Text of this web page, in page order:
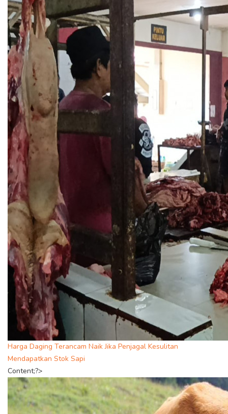
Harga Daging Terancam Naik Jika Penjagal Kesulitan
Mendapatkan Stok Sapi
Content;?>